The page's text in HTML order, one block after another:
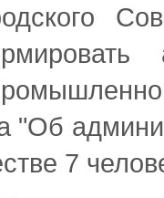
"Об
7